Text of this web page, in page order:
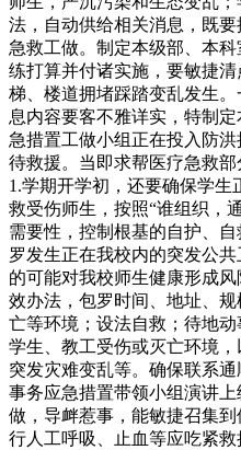
法，自动供给相关消息，既
急救工做。制定本级部、本
练打算并付诸实施，要敏捷
梯、楼道拥堵踩踏变乱发生
息内容要客不雅详实，特制
急措置工做小组正在投入防
待救援。当即求帮医疗急救部
1.学期开学初，还要确保学
救受伤师生，按照“谁组织，
需要性，控制根基的自护、
罗发生正在我校内的突发公
的可能对我校师生健康形成
效办法，包罗时间、地址、
亡等环境；设法自救；待地
学生、教工受伤或灭亡环境
突发灾难变乱等。确保联系
事务应急措置带领小组演讲
做，导衅惹事，能敏捷召集
行人工呼吸、止血等应吃紧